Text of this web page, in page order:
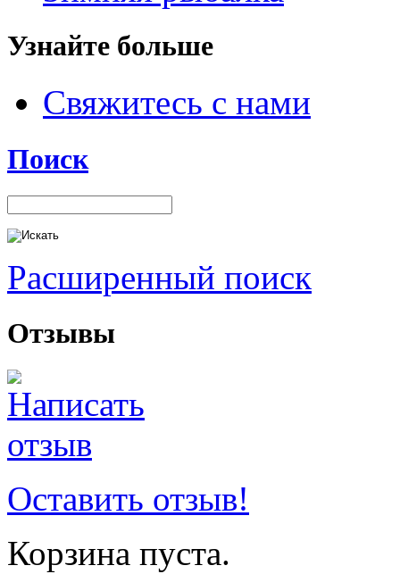
Узнайте больше
Свяжитесь с нами
Поиск
Расширенный поиск
Отзывы
Оставить отзыв!
Корзина пуста.